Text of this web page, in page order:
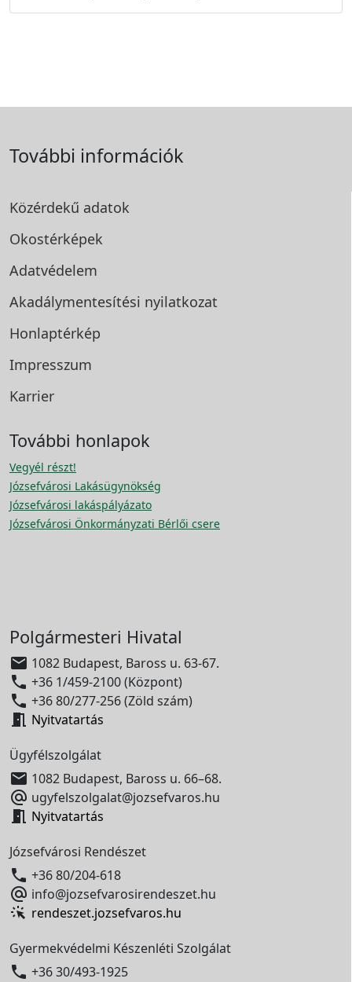
További információk
Közérdekű adatok
Okostérképek
Adatvédelem
Akadálymentesítési nyilatkozat
Honlaptérkép
Impresszum
Karrier
További honlapok
Vegyél részt!
Józsefvárosi Lakásügynökség
Józsefvárosi lakáspályázato
Józsefvárosi Önkormányzati Bérlői csere
Polgármesteri Hivatal
 1082 Budapest, Baross u. 63-67.
 +36 1/459-2100 (Központ)
 +36 80/277-256 (Zöld szám)
 Nyitvatartás
Ügyfélszolgálat
 1082 Budapest, Baross u. 66–68.
 ugyfelszolgalat@jozsefvaros.hu
 Nyitvatartás
Józsefvárosi Rendészet
 +36 80/204-618
 info@jozsefvarosirendeszet.hu
rendeszet.jozsefvaros.hu
Gyermekvédelmi Készenléti Szolgálat
 +36 30/493-1925